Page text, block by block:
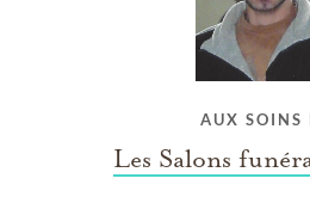
AUX SOINS
Les Salons